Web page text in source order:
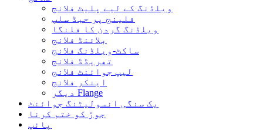
ویلڈنگ کے لیے پلیٹ فلانج
فلینج پر حبڈ سلپ
ویلڈنگ گردن کا فلنگا
بلائنڈ فلانج
ساکٹ-ویلڈنگ فلانج
تھریڈڈ فلانج
لیپ جوائنٹ فلانج
اینکر فلانج
دیگر Flange
یک سنگی انسولیٹنگ جوائنٹ
جوڑ کو ختم کرنا
پائپ